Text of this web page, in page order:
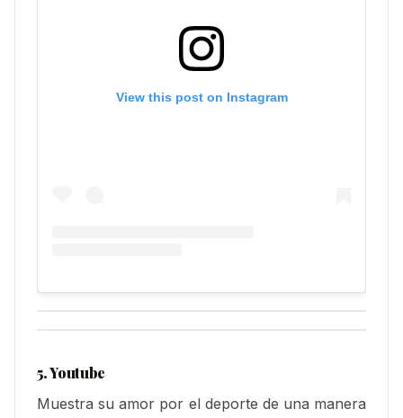
View this post on Instagram
5. Youtube
Muestra su amor por el deporte de una manera